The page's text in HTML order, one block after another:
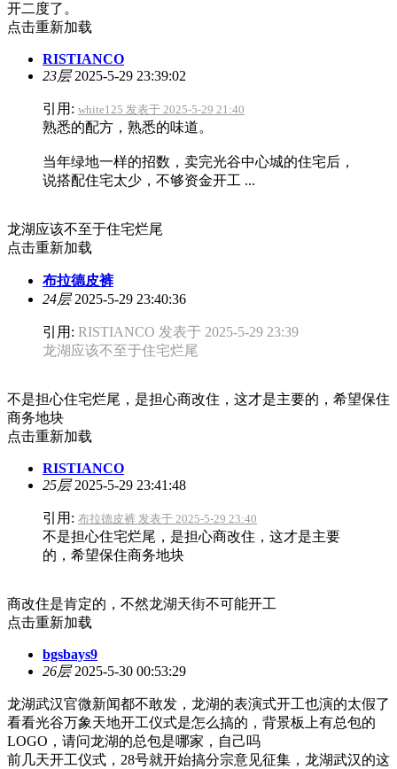
开二度了。
点击重新加载
RISTIANCO
23层2025-5-29 23:39:02
引用: white125 发表于 2025-5-29 21:40
熟悉的配方，熟悉的味道。
当年绿地一样的招数，卖完光谷中心城的住宅后，
说搭配住宅太少，不够资金开工 ...
龙湖应该不至于住宅烂尾
点击重新加载
布拉德皮裤
24层2025-5-29 23:40:36
引用: RISTIANCO 发表于 2025-5-29 23:39
龙湖应该不至于住宅烂尾
不是担心住宅烂尾，是担心商改住，这才是主要的，希望保住
商务地块
点击重新加载
RISTIANCO
25层2025-5-29 23:41:48
引用: 布拉德皮裤 发表于 2025-5-29 23:40
不是担心住宅烂尾，是担心商改住，这才是主要
的，希望保住商务地块
商改住是肯定的，不然龙湖天街不可能开工
点击重新加载
bgsbays9
26层2025-5-30 00:53:29
龙湖武汉官微新闻都不敢发，龙湖的表演式开工也演的太假了
看看光谷万象天地开工仪式是怎么搞的，背景板上有总包的
LOGO，请问龙湖的总包是哪家，自己吗
前几天开工仪式，28号就开始搞分宗意见征集，龙湖武汉的这